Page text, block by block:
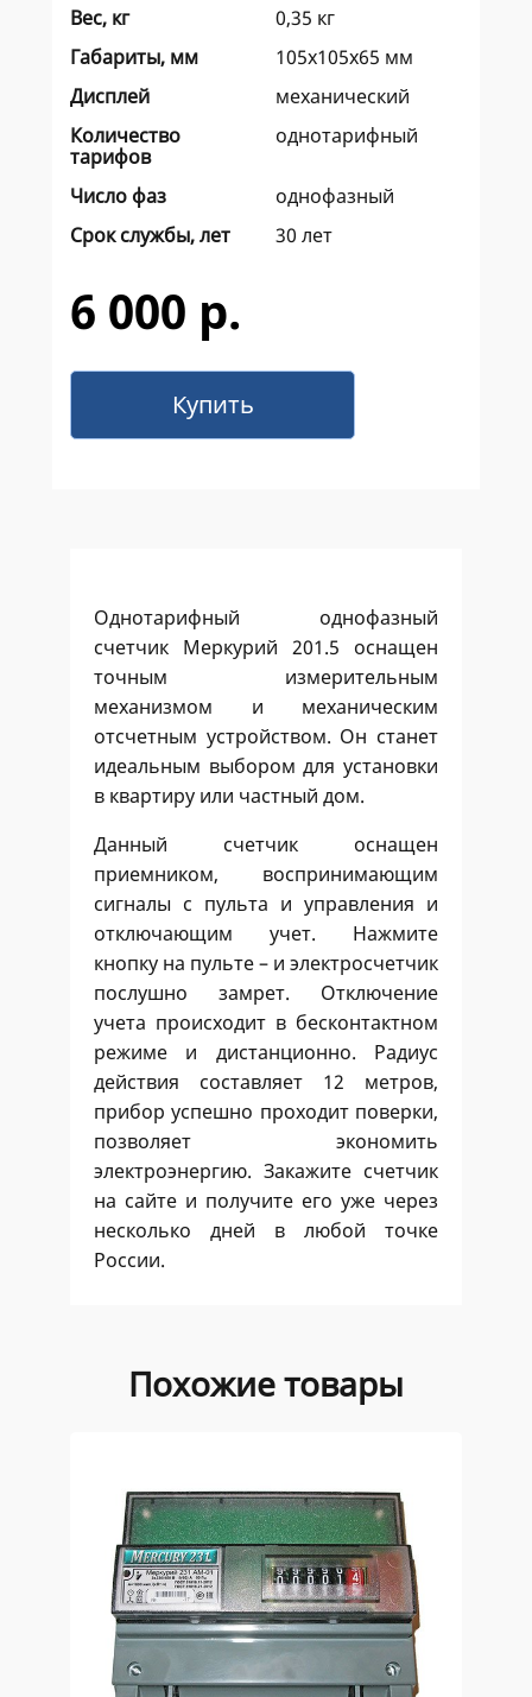
Вес, кг
0,35 кг
Габариты, мм
105x105x65 мм
Дисплей
механический
Количество
тарифов
однотарифный
Число фаз
однофазный
Срок службы, лет
30 лет
6 000 р.
Купить
Однотарифный однофазный
счетчик Меркурий 201.5 оснащен
точным измерительным
механизмом и механическим
отсчетным устройством. Он станет
идеальным выбором для установки
в квартиру или частный дом.
Данный счетчик оснащен
приемником, воспринимающим
сигналы с пульта и управления и
отключающим учет. Нажмите
кнопку на пульте – и электросчетчик
послушно замрет. Отключение
учета происходит в бесконтактном
режиме и дистанционно. Радиус
действия составляет 12 метров,
прибор успешно проходит поверки,
позволяет экономить
электроэнергию. Закажите счетчик
на сайте и получите его уже через
несколько дней в любой точке
России.
Похожие товары